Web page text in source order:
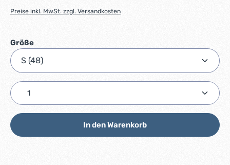
Preise inkl. MwSt. zzgl. Versandkosten
Größeauswählen
Produkt Anzahl: Gib den gewünschten Wert ein
In den Warenkorb